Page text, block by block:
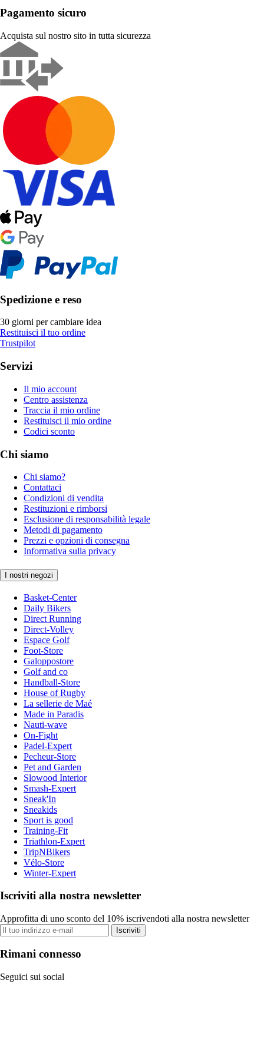
Pagamento sicuro
Acquista sul nostro sito in tutta sicurezza
Spedizione e reso
30 giorni per cambiare idea
Restituisci il tuo ordine
Trustpilot
Servizi
Il mio account
Centro assistenza
Traccia il mio ordine
Restituisci il mio ordine
Codici sconto
Chi siamo
Chi siamo?
Contattaci
Condizioni di vendita
Restituzioni e rimborsi
Esclusione di responsabilità legale
Metodi di pagamento
Prezzi e opzioni di consegna
Informativa sulla privacy
I nostri negozi
Basket-Center
Daily Bikers
Direct Running
Direct-Volley
Espace Golf
Foot-Store
Galoppostore
Golf and co
Handball-Store
House of Rugby
La sellerie de Maé
Made in Paradis
Nauti-wave
On-Fight
Padel-Expert
Pecheur-Store
Pet and Garden
Slowood Interior
Smash-Expert
Sneak'In
Sneakids
Sport is good
Training-Fit
Triathlon-Expert
TripNBikers
Vélo-Store
Winter-Expert
Iscriviti alla nostra newsletter
Approfitta di uno sconto del 10% iscrivendoti alla nostra newsletter
Iscriviti
Rimani connesso
Seguici sui social